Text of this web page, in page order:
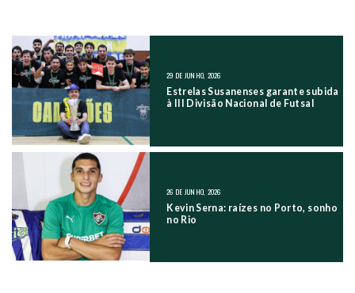
NAVEGAÇÃO NOS POSTS
29 DE JUNHO, 2026
Estrelas Susanenses garante subida
à III Divisão Nacional de Futsal
26 DE JUNHO, 2026
Kevin Serna: raízes no Porto, sonho
no Rio